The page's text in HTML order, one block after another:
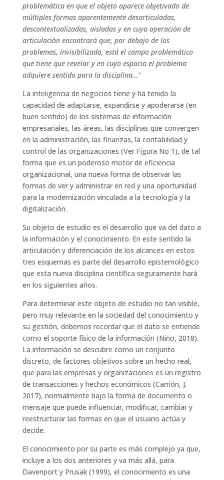
problemática en que el objeto aparece objetivado de
múltiples formas aparentemente desarticuladas,
descontextualizadas, aisladas y en cuya operación de
articulación encontrará que, por debajo de los
problemas, invisibilizado, está el campo problemático
que tiene que revelar y en cuyo espacio el problema
adquiere sentido para la disciplina…”
La inteligencia de negocios tiene y ha tenido la
capacidad de adaptarse, expandirse y apoderarse (en
buen sentido) de los sistemas de información
empresariales, las áreas, las disciplinas que convergen
en la administración, las finanzas, la contabilidad y
control de las organizaciones (Ver Figura No 1), de tal
forma que es un poderoso motor de eficiencia
organizacional, una nueva forma de observar las
formas de ver y administrar en red y una oportunidad
para la modernización vinculada a la tecnología y la
digitalización.
Su objeto de estudio es el desarrollo que va del dato a
la información y el conocimiento. En este sentido la
articulación y diferenciación de los alcances en estos
tres esquemas es parte del desarrollo epistemológico
que esta nueva disciplina científica seguramente hará
en los siguientes años.
Para determinar este objeto de estudio no tan visible,
pero muy relevante en la sociedad del conocimiento y
su gestión, debemos recordar que el dato se entiende
como el soporte físico de la información (Niño, 2018).
La información se descubre como un conjunto
discreto, de factores objetivos sobre un hecho real,
que para las empresas y organizaciones es un registro
de transacciones y hechos económicos (Carrión, J.
2017), normalmente bajo la forma de documento o
mensaje que puede influenciar, modificar, cambiar y
reestructurar las formas en que el usuario actúa y
decide.
El conocimiento por su parte es más complejo ya que,
incluye a los dos anteriores y va más allá, para
Davenport y Prusak (1999), el conocimiento es una